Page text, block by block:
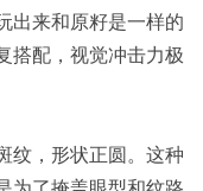
出来和原籽是一样的
搭配，视觉冲击力极
纹，形状正圆。这种